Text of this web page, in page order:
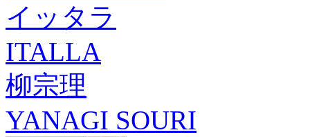
イッタラ
ITALLA
柳宗理
YANAGI SOURI